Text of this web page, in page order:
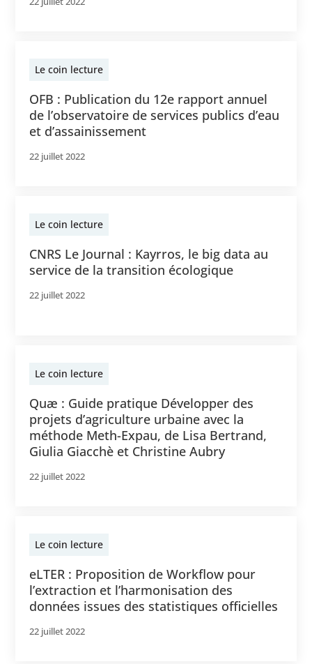
Le coin lecture
OFB : Publication du 12e rapport annuel
de l’observatoire de services publics d’eau
et d’assainissement
22 juillet 2022
Le coin lecture
CNRS Le Journal : Kayrros, le big data au
service de la transition écologique
22 juillet 2022
Le coin lecture
Quæ : Guide pratique Développer des
projets d’agriculture urbaine avec la
méthode Meth-Expau, de Lisa Bertrand,
Giulia Giacchè et Christine Aubry
22 juillet 2022
Le coin lecture
eLTER : Proposition de Workflow pour
l’extraction et l’harmonisation des
données issues des statistiques officielles
22 juillet 2022